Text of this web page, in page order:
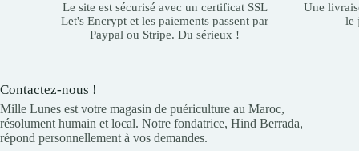
Le site est sécurisé avec un certificat SSL
Let's Encrypt et les paiements passent par
Paypal ou Stripe. Du sérieux !
Une
le
Contactez-nous !
Mille Lunes est votre magasin de puériculture au Maroc,
résolument humain et local. Notre fondatrice, Hind Berrada,
répond personnellement à vos demandes.